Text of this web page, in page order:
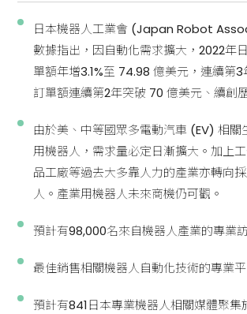
日本機器人工業會 (Japan Robot
數據指出，因自動化需求擴大，2022年
單額年增3.1%至 74.98 億美元，連續第
訂單額連續第2年突破 70 億美元、續創
由於美、中等國眾多電動汽車 (EV) 相關
用機器人，需求量必定日漸擴大。加上
品工廠等過去大多靠人力的產業亦轉向
人。產業用機器人未來商機仍可觀。
預計有98,000名來自機器人產業的專業
最佳銷售相關機器人自動化技術的專業
預計有841日本專業機器人相關媒體聚集